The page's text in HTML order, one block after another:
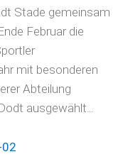
Stade gemeinsam
Februar die
mit besonderen
Abteilung
ausgewählt...